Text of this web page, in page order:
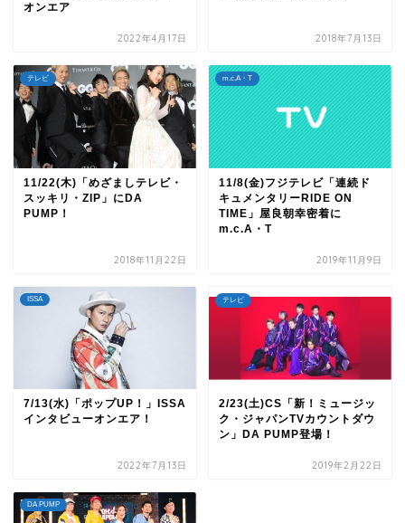
オンエア
2022年4月17日 2018年7月13日
テレビ
11/22(木)「めざましテレビ・
スッキリ・ZIP」にDA
PUMP！
2018年11月22日
m.c.A・T
11/8(金)フジテレビ「連続ド
キュメンタリーRIDE ON
TIME」屋良朝幸密着に
m.c.A・T
2019年11月9日
ISSA
7/13(水)「ポップUP！」ISSA
インタビューオンエア！
2022年7月13日
テレビ
2/23(土)CS「新！ミュージッ
ク・ジャパンTVカウントダウ
ン」DA PUMP登場！
2019年2月22日
DA PUMP